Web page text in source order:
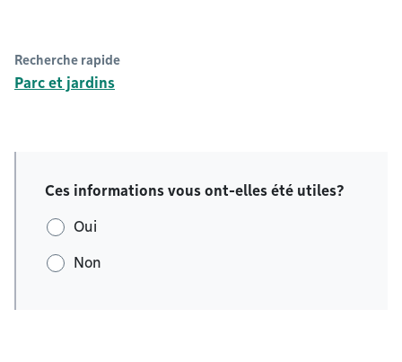
Recherche rapide
Parc et jardins
Ces informations vous ont-elles été utiles?
Oui
Non